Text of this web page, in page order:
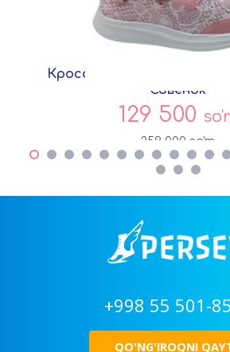
Кроссовки Розовый
Совёнок
129 500
259 000 so'm
+998 55 501-
QO'NG'IROQNI